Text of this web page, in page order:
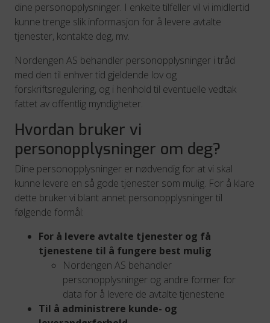
dine personopplysninger. I enkelte tilfeller vil vi imidlertid
kunne trenge slik informasjon for å levere avtalte
tjenester, kontakte deg, mv.
Nordengen AS behandler personopplysninger i tråd
med den til enhver tid gjeldende lov og
forskriftsregulering, og i henhold til eventuelle vedtak
fattet av offentlig myndigheter.
Hvordan bruker vi
personopplysninger om deg?
Dine personopplysninger er nødvendig for at vi skal
kunne levere en så gode tjenester som mulig. For å klare
dette bruker vi blant annet personopplysninger til
følgende formål:
For å levere avtalte tjenester og få
tjenestene til å fungere best mulig
Nordengen AS behandler
personopplysninger og andre former for
data for å levere de avtalte tjenestene
Til å administrere kunde- og